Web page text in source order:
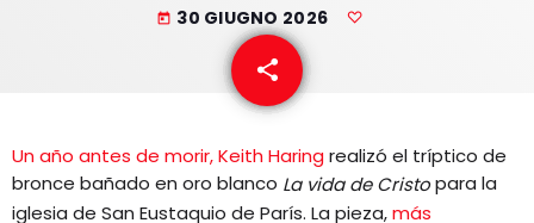
today 30 GIUGNO 2026
share
email
Un año antes de morir, Keith Haringrealizó el tríptico de
bronce bañado en oro blanco La vida de Cristopara la
iglesia de San Eustaquio de París. La pieza,más